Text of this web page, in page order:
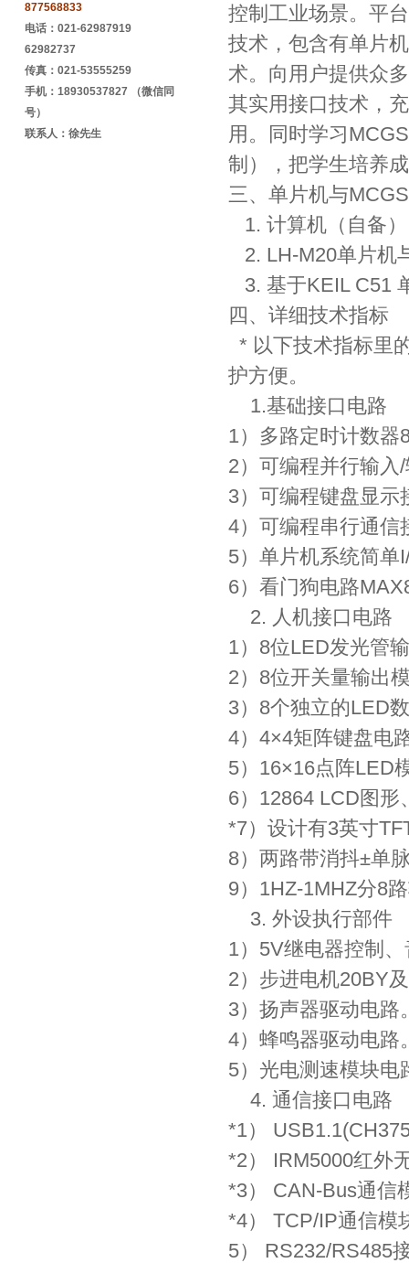
控制工业场景。平
技术，包含有单片
术。向用户提供众
其实用接口技术，
用。同时学习
制），把学生培养
三、单片机与
1. 计算机（自备）
2. LH-M20单片机
3. 基于KEIL C51
四、详细技术指标
* 以下技术指标里
护方便。
1.基础接口电路
1）多路定时计数器
2）可编程并行输入
3）可编程键盘显示
4）可编程串行通信
5）单片机系统简单
6）看门狗电路
2. 人机接口电路
1）8位LED发光管
2）8位开关量输出
3）8个独立的LED
4）4×4矩阵键盘电
5）16×16点阵LED
6）12864 LCD图
*7）设计有3英寸
8）两路带消抖±单
9）1HZ-1MHZ分8
3. 外设执行部件
1）5V继电器控制
2）步进电机20BY
3）扬声器驱动电路
4）蜂鸣器驱动电路
5）光电测速模块电
4. 通信接口电路
*1）
*2） IRM5000红外
*3） CAN-Bus通信
*4） TCP/IP通信模
5） RS232/RS485
877568833
电话：021-62987919
62982737
传真：021-53555259
手机：18930537827 （微信同
号）
联系人：徐先生